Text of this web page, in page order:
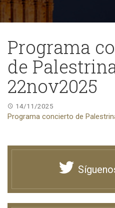
Programa
de
22nov2025
14/11/2025
Programa concierto de